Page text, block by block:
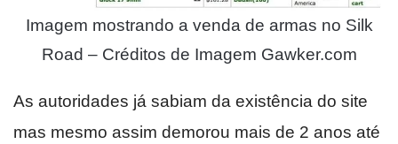
Imagem mostrando a venda de armas no Silk
Road – Créditos de Imagem Gawker.com
As autoridades já sabiam da existência do site
mas mesmo assim demorou mais de 2 anos até